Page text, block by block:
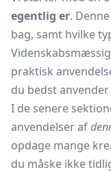
egentlig er.
bag, samt hvilke
praktisk
du bedst
I de senere
anvendelser af
opdage mange
du måske ikke